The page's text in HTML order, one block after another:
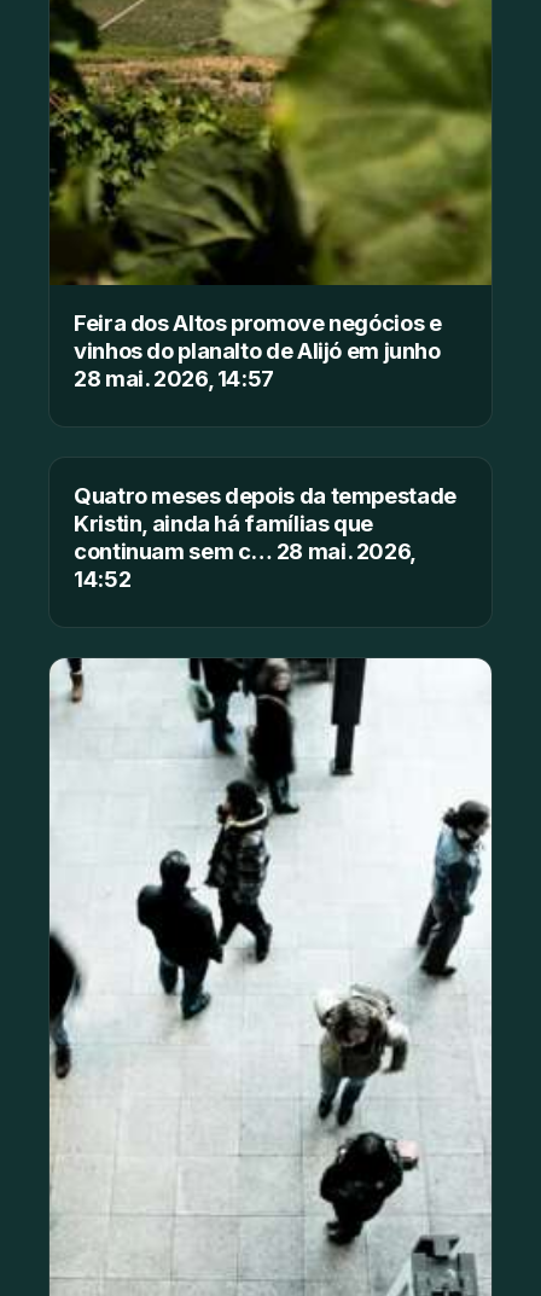
Feira dos Altos promove negócios e
vinhos do planalto de Alijó em junho
28 mai. 2026, 14:57
Quatro meses depois da tempestade
Kristin, ainda há famílias que
continuam sem c… 28 mai. 2026,
14:52